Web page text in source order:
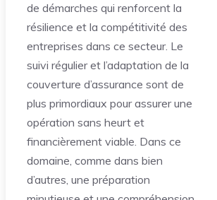
de démarches qui renforcent la
résilience et la compétitivité des
entreprises dans ce secteur. Le
suivi régulier et l’adaptation de la
couverture d’assurance sont de
plus primordiaux pour assurer une
opération sans heurt et
financièrement viable. Dans ce
domaine, comme dans bien
d’autres, une préparation